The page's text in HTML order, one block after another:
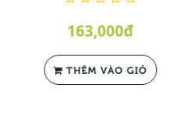
163,000đ
THÊM VÀO GIỎ